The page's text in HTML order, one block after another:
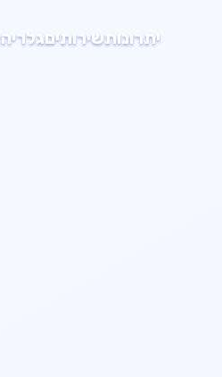
יתרונותשירותיםגלריה